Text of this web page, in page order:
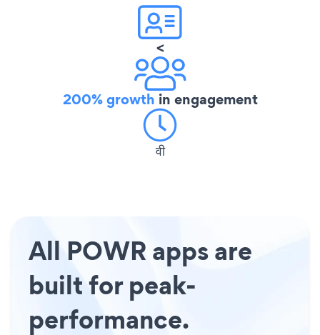
<
200% growth in engagement
वी
All POWR apps are
built for peak-
performance.